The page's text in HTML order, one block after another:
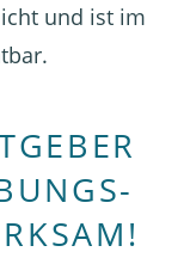
und ist im